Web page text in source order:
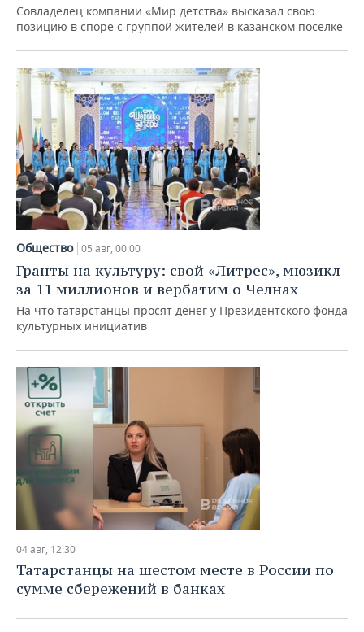
Совладелец компании «Мир детства» высказал свою
позицию в споре с группой жителей в казанском поселке
Общество 05 авг, 00:00
Гранты на культуру: свой «Литрес», мюзикл
за 11 миллионов и вербатим о Челнах
На что татарстанцы просят денег у Президентского фонда
культурных инициатив
04 авг, 12:30
Татарстанцы на шестом месте в России по
сумме сбережений в банках